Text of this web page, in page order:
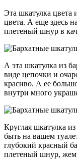
Эта шкатулка цвета
цвета. А еще здесь
плетеный шнур в
А эта шкатулка из
виде цепочки и
красиво. А ее
внутри много
Круглая шкатулка
быть на вашем
глубокий красный
плетеный шнур,